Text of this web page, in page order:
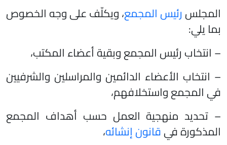
المجلسرئيس المجمع، ويكلّف على وجه الخصوص
بما يلي:
– انتخاب رئيس المجمع وبقية أعضاء المكتب،
– انتخاب الأعضاء الدائمين والمراسلين والشرفيين
في المجمع واستخلافهم،
– تحديد منهجية العمل حسب أهداف المجمع
المذكورة فيقانون إنشائه،